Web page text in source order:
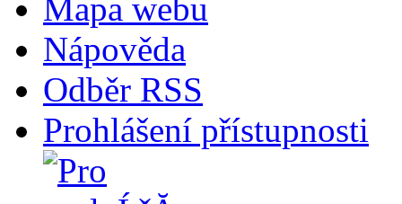
Mapa webu
Nápověda
Odběr RSS
Prohlášení přístupnosti